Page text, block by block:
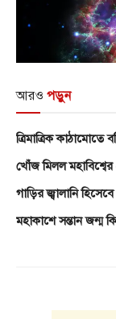
আরও পড়ুন
ত্রিমাত্রিক
খোঁজ মিলল মহাবিশ্বের
গাড়ির জ্বালানি
মহাকাশে সন্তান জন্ম